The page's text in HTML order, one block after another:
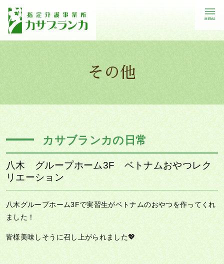
MENU
その他
カサブランカの日常
八木 グループホーム3F ベトナムおやつレク
リエーション
八木グループホーム3Fで実習生がベトナムのおやつを作ってくれ
ました！
皆様美味しそうに召し上がられました💖